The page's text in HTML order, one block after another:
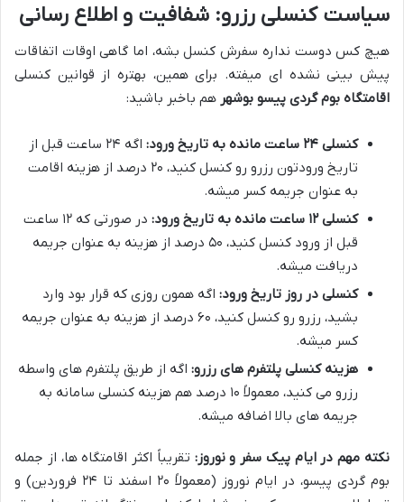
سیاست کنسلی رزرو: شفافیت و اطلاع رسانی
هیچ کس دوست نداره سفرش کنسل بشه، اما گاهی اوقات اتفاقات
پیش بینی نشده ای میفته. برای همین، بهتره از قوانین کنسلی
اقامتگاه بوم گردی پیسو بوشهر هم باخبر باشید:
کنسلی ۲۴ ساعت مانده به تاریخ ورود:
اگه ۲۴ ساعت قبل از
تاریخ ورودتون رزرو رو کنسل کنید، ۲۰ درصد از هزینه اقامت
به عنوان جریمه کسر میشه.
کنسلی ۱۲ ساعت مانده به تاریخ ورود:
در صورتی که ۱۲ ساعت
قبل از ورود کنسل کنید، ۵۰ درصد از هزینه به عنوان جریمه
دریافت میشه.
کنسلی در روز تاریخ ورود: اگه همون روزی که قرار بود وارد
بشید، رزرو رو کنسل کنید، ۶۰ درصد از هزینه به عنوان جریمه
کسر میشه.
هزینه کنسلی پلتفرم های رزرو: اگه از طریق پلتفرم های واسطه
رزرو می کنید، معمولاً ۱۰ درصد هم هزینه کنسلی سامانه به
جریمه های بالا اضافه میشه.
نکته مهم در ایام پیک سفر و نوروز: تقریباً اکثر اقامتگاه ها، از جمله
بوم گردی پیسو، در ایام نوروز (معمولاً ۲۰ اسفند تا ۲۴ فروردین) و